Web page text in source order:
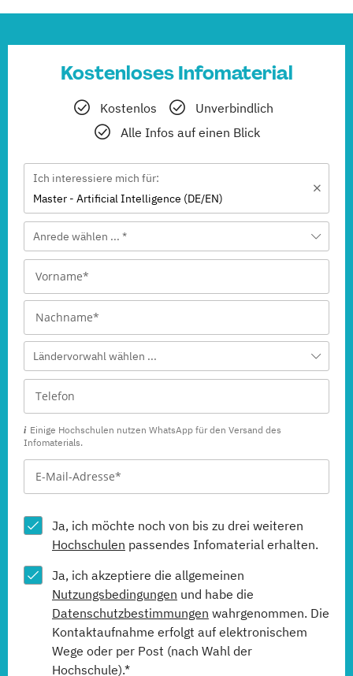
Kostenloses Infomaterial
Kostenlos
Unverbindlich
Alle Infos auf einen Blick
Ich interessiere mich für:
Master - Artificial Intelligence (DE/EN)
Anrede wählen ... *
Ländervorwahl wählen ...
Einige Hochschulen nutzen WhatsApp für den Versand des
Infomaterials.
Ja, ich möchte noch von bis zu drei weiteren
Hochschulen passendes Infomaterial erhalten.
Ja, ich akzeptiere die allgemeinen
Nutzungsbedingungen und habe die
Datenschutzbestimmungen wahrgenommen. Die
Kontaktaufnahme erfolgt auf elektronischem
Wege oder per Post (nach Wahl der
Hochschule).*